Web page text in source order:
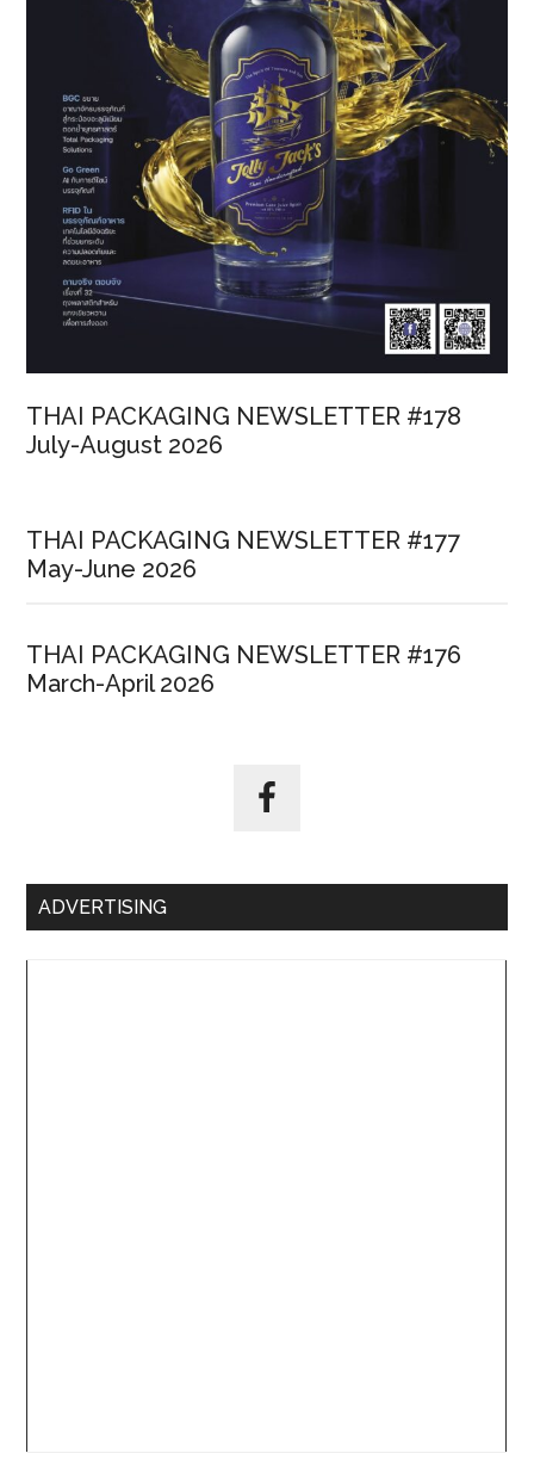
THAI PACKAGING NEWSLETTER #178
July-August 2026
THAI PACKAGING NEWSLETTER #177
May-June 2026
THAI PACKAGING NEWSLETTER #176
March-April 2026
ADVERTISING